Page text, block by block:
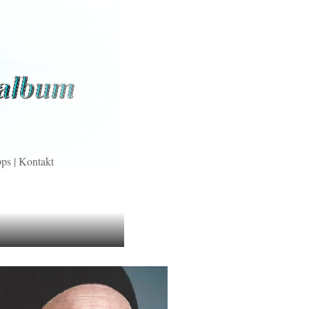
| Kontakt